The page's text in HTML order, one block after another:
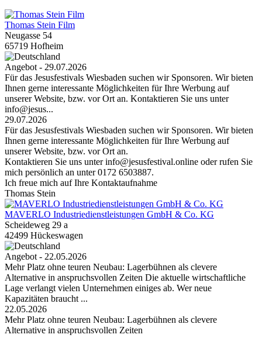
Thomas Stein Film
Neugasse 54
65719 Hofheim
Angebot - 29.07.2026
Für das Jesusfestivals Wiesbaden suchen wir Sponsoren. Wir bieten
Ihnen gerne interessante Möglichkeiten für Ihre Werbung auf
unserer Website, bzw. vor Ort an. Kontaktieren Sie uns unter
info@jesus...
29.07.2026
Für das Jesusfestivals Wiesbaden suchen wir Sponsoren. Wir bieten
Ihnen gerne interessante Möglichkeiten für Ihre Werbung auf
unserer Website, bzw. vor Ort an.
Kontaktieren Sie uns unter info@jesusfestival.online oder rufen Sie
mich persönlich an unter 0172 6503887.
Ich freue mich auf Ihre Kontaktaufnahme
Thomas Stein
MAVERLO Industriedienstleistungen GmbH & Co. KG
Scheideweg 29 a
42499 Hückeswagen
Angebot - 22.05.2026
Mehr Platz ohne teuren Neubau: Lagerbühnen als clevere
Alternative in anspruchsvollen Zeiten Die aktuelle wirtschaftliche
Lage verlangt vielen Unternehmen einiges ab. Wer neue
Kapazitäten braucht ...
22.05.2026
Mehr Platz ohne teuren Neubau: Lagerbühnen als clevere
Alternative in anspruchsvollen Zeiten